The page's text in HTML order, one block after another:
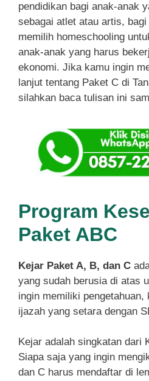
pendidikan bagi anak-anak
sebagai atlet atau artis,
memilih homeschooling
anak-anak yang harus
ekonomi. Jika kamu ingin
lanjut tentang Paket C di
silahkan baca tulisan ini
Program
Paket ABC
Kejar Paket A, B, dan C
yang sudah berusia di atas
ingin memiliki pengetahuan,
ijazah yang setara dengan
Kejar adalah singkatan dari
Siapa saja yang ingin
dan C harus mendaftar di